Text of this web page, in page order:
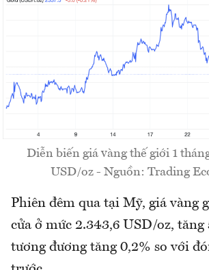
Diễn biến giá vàng thế giới 1
USD/oz - Nguồn: Trading
Phiên đêm qua tại Mỹ, giá vàng
cửa ở mức 2.343,6 USD/oz, tăng
tương đương tăng 0,2% so với